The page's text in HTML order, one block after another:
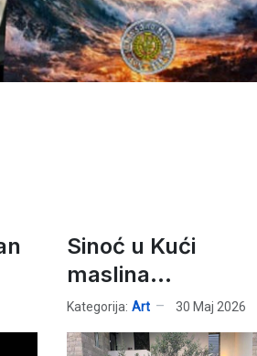
Sinoć u Kući
maslina...
Kategorija: Art 30 Maj 2026